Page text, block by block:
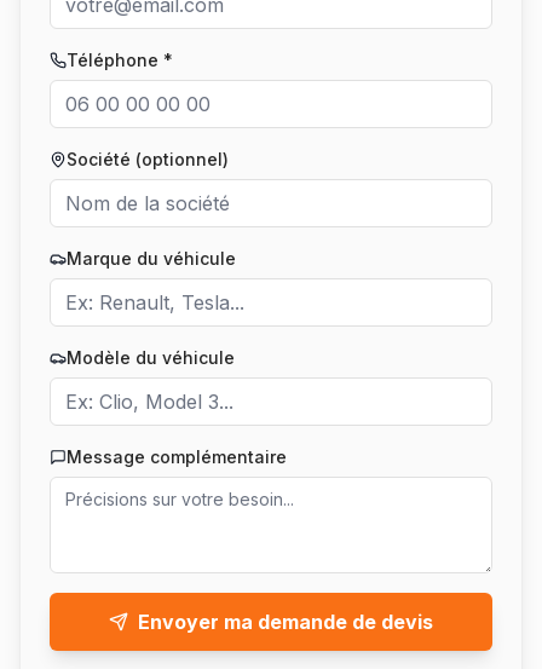
Téléphone *
Société (optionnel)
Marque du véhicule
Modèle du véhicule
Message complémentaire
Envoyer ma demande de devis